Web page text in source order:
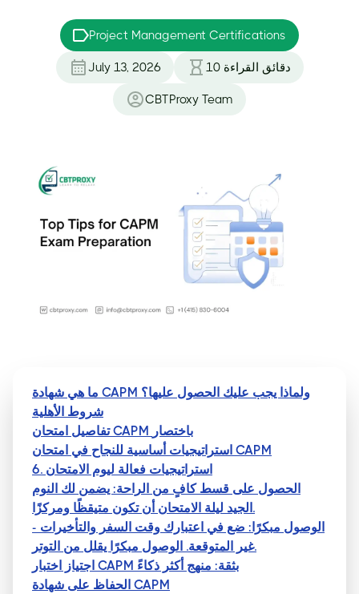
Project Management Certifications
July 13, 2026 10 دقائق القراءة
CBTProxy Team
ما هي شهادة CAPM ولماذا يجب عليك الحصول عليها؟
شروط الأهلية
تفاصيل امتحان CAPM باختصار
استراتيجيات أساسية للنجاح في امتحان CAPM
6. استراتيجيات فعالة ليوم الامتحان
الحصول على قسط كافٍ من الراحة: يضمن لك النوم
الجيد ليلة الامتحان أن تكون متيقظًا ومركزًا.
- الوصول مبكرًا: ضع في اعتبارك وقت السفر والتأخيرات
غير المتوقعة. الوصول مبكرًا يقلل من التوتر.
اجتياز اختبار CAPM بثقة: منهج أكثر ذكاءً
الحفاظ على شهادة CAPM